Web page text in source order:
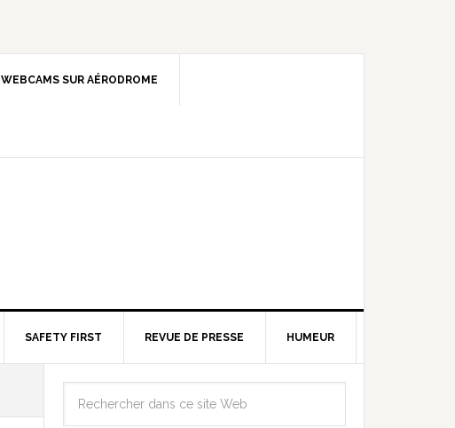
WEBCAMS SUR AÉRODROME
SAFETY FIRST REVUE DE PRESSE HUMEUR